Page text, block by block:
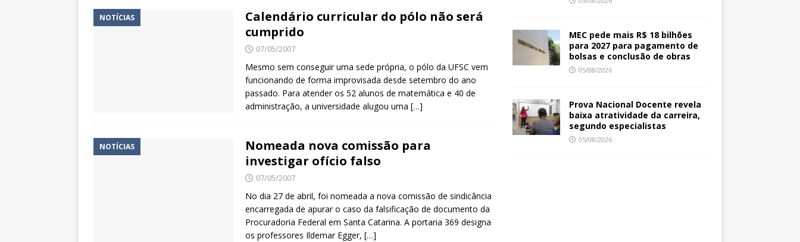
NOTÍCIAS
Calendário curricular do pólo não será
cumprido
07/05/2007
Mesmo sem conseguir uma sede própria, o pólo da UFSC vem
funcionando de forma improvisada desde setembro do ano
passado. Para atender os 52 alunos de matemática e 40 de
administração, a universidade alugou uma […]
NOTÍCIAS
Nomeada nova comissão para
investigar ofício falso
07/05/2007
No dia 27 de abril, foi nomeada a nova comissão de sindicância
encarregada de apurar o caso da falsificação de documento da
Procuradoria Federal em Santa Catarina. A portaria 369 designa
os professores Ildemar Egger, […]
MEC pede mais R$ 18 bilhões
para 2027 para pagamento de
bolsas e conclusão de obras
05/08/2026
Prova Nacional Docente revela
baixa atratividade da carreira,
segundo especialistas
05/08/2026